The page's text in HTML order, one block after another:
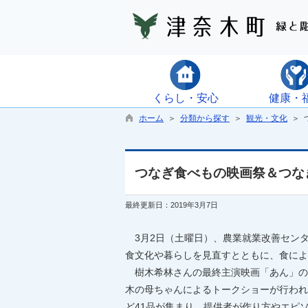
くらし・安心 健康・
ホーム ＞ 分類から探す ＞ 観光・文化 ＞
つなぎ食べもの映画祭＆つ
最終更新日：2019年3月7日
3月2日（土曜日）、農業就業改善セン
食文化や暮らしを見直すとともに、食に
樹木希林さんの最終主演映画「あん」
木の母ちゃんによるトークショーが行わ